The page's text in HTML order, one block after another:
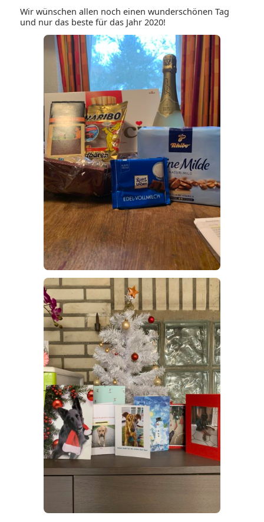
Wir wünschen allen noch einen wunderschönen Tag
und nur das beste für das Jahr 2020!